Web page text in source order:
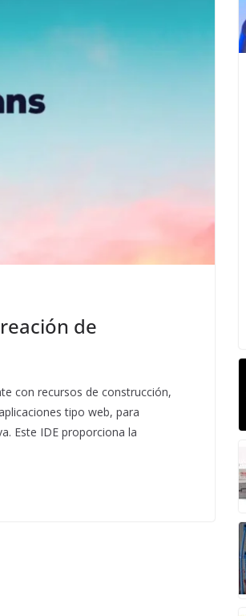
de
con recursos de construcción,
tipo web, para
Este IDE proporciona la